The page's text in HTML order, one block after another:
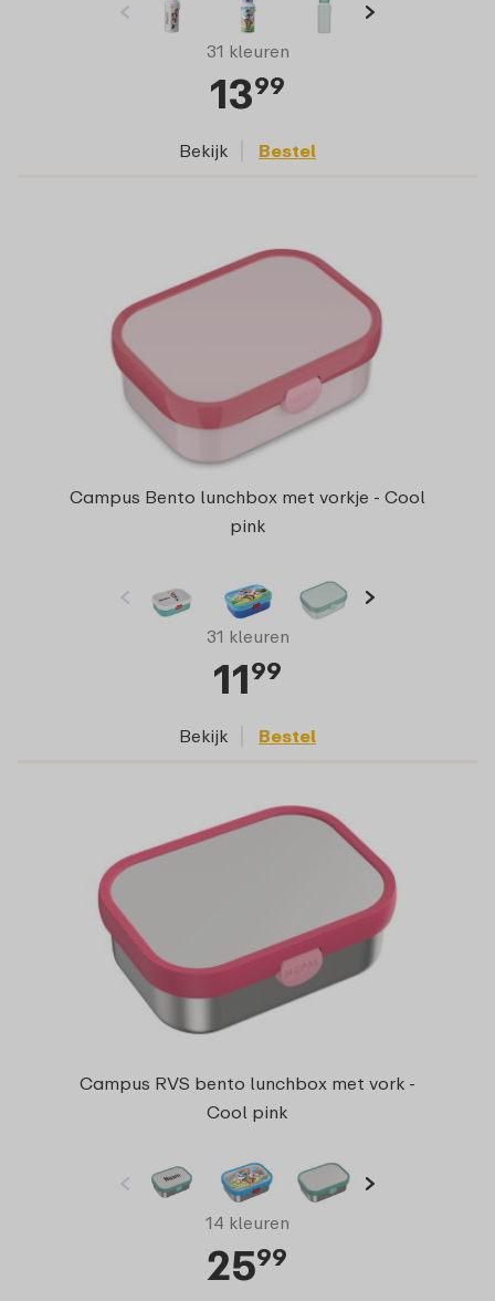
31 kleuren
1399
Bekijk Bestel
Campus Bento lunchbox met vorkje - Cool
pink
31 kleuren
1199
Bekijk Bestel
Campus RVS bento lunchbox met vork -
Cool pink
14 kleuren
2599